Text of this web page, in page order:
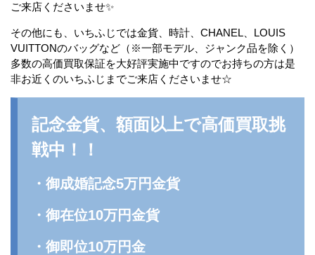
ご来店くださいませ✨
その他にも、いちふじでは金貨、時計、CHANEL、LOUIS
VUITTONのバッグなど（※一部モデル、ジャンク品を除く）
多数の高価買取保証を大好評実施中ですのでお持ちの方は是
非お近くのいちふじまでご来店くださいませ☆
記念金貨、額面以上で高価買取挑
戦中！！
・御成婚記念5万円金貨
・御在位10万円金貨
・御即位10万円金